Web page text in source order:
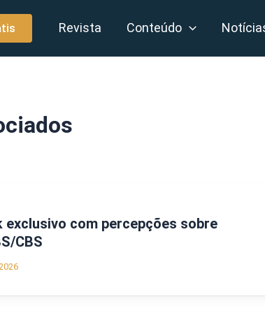
Revista Conteúdo
exclusivo com percepções sobre
CBS